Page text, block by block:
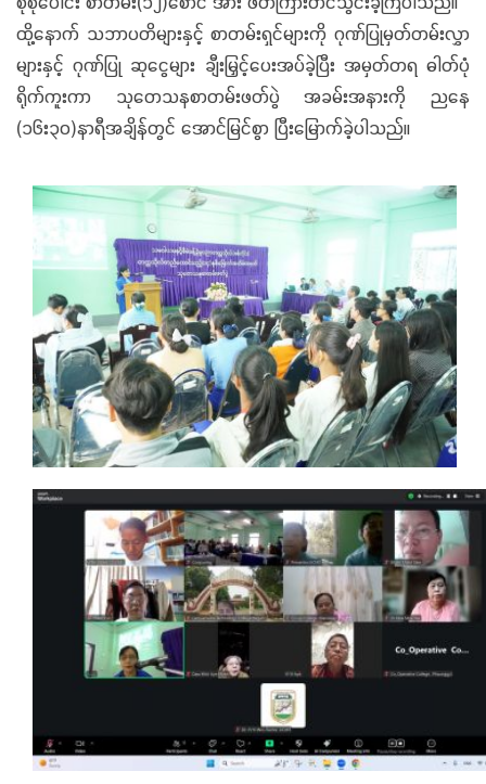
ထို့နောက် သဘာပတိများနှင့် စာတမ်းရှင်များကို ဂုဏ်ပြုမှတ်တမ်းလွှာ
များနှင့် ဂုဏ်ပြု ဆုငွေများ ချီးမြှင့်ပေးအပ်ခဲ့ပြီး အမှတ်တရ ဓါတ်ပုံ
ရိုက်ကူးကာ သုတေသနစာတမ်းဖတ်ပွဲ အခမ်းအနားကို ညနေ
(၁၆း၃၀)နာရီအချိန်တွင် အောင်မြင်စွာ ပြီးမြောက်ခဲ့ပါသည်။